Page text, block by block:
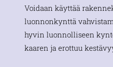
Voidaan käyttää
luonnonkynttä
hyvin luonnolliseen
kaaren ja erottuu